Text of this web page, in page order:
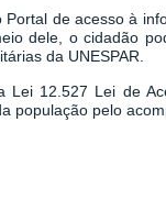
de acesso à
dele, o cidadão
da UNESPAR.
Lei 12.527 Lei de
população pelo